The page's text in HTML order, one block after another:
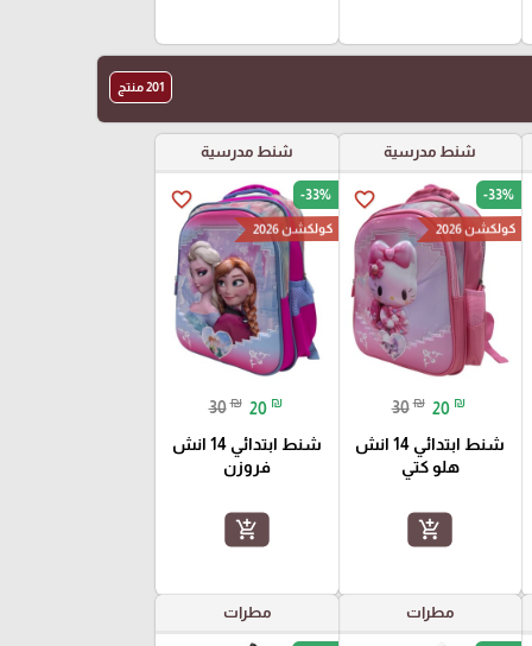
201 منتج
شنط مدرسية
favorite_border -33%
كولكشن 2026
30 ₪ 20 ₪
شنط ابتدائي 14 انش
هلو كتي
add_shopping_cart
شنط مدرسية
favorite_border -33%
كولكشن 2026
30 ₪ 20 ₪
شنط ابتدائي 14 انش
فروزن
add_shopping_cart
مطرات مطرات